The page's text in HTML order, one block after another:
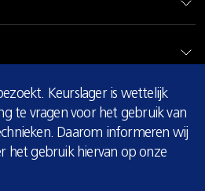
Keurslager is wettelijk
te vragen voor het gebruik van
Daarom informeren wij
het gebruik hiervan op onze